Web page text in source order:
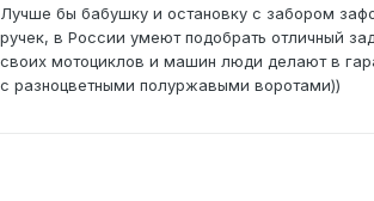
Лучше бы бабушку и остановку с забором
ручек, в России умеют подобрать отличный
своих мотоциклов и машин люди делают в
с разноцветными полуржавыми воротами))